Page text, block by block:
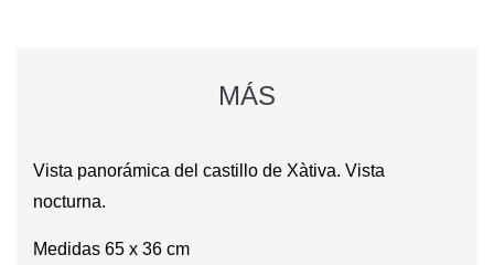
MÁS
Vista panorámica del castillo de Xàtiva. Vista
nocturna.
Medidas 65 x 36 cm